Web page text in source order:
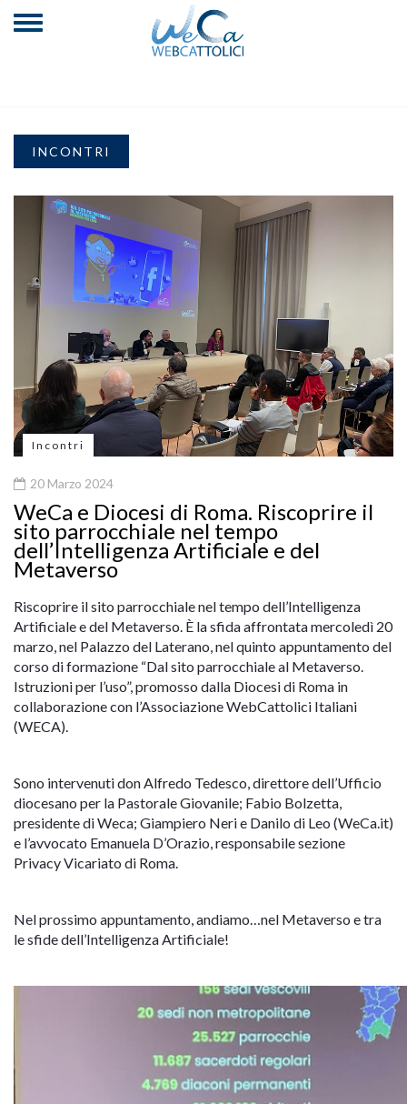
INCONTRI
Incontri
20 Marzo 2024
WeCa e Diocesi di Roma. Riscoprire il
sito parrocchiale nel tempo
dell’Intelligenza Artificiale e del
Metaverso
Riscoprire il sito parrocchiale nel tempo dell’Intelligenza
Artificiale e del Metaverso. È la sfida affrontata mercoledì 20
marzo, nel Palazzo del Laterano, nel quinto appuntamento del
corso di formazione “Dal sito parrocchiale al Metaverso.
Istruzioni per l’uso”, promosso dalla Diocesi di Roma in
collaborazione con l’Associazione WebCattolici Italiani
(WECA).
Sono intervenuti don Alfredo Tedesco, direttore dell’Ufficio
diocesano per la Pastorale Giovanile; Fabio Bolzetta,
presidente di Weca; Giampiero Neri e Danilo di Leo (WeCa.it)
e l’avvocato Emanuela D’Orazio, responsabile sezione
Privacy Vicariato di Roma.
Nel prossimo appuntamento, andiamo…nel Metaverso e tra
le sfide dell’Intelligenza Artificiale!